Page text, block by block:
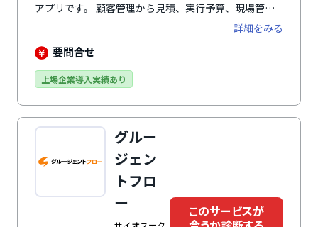
アプリです。 顧客管理から見積、実行予算、現場管
理、請求、会計ソフトに連携するための仕訳データ生成
まで、現場と営業担当者の業務を一気通貫でカバーしま
す。業界特化ならではの業務フローと、エンタープライ
徴です。売上の最大化と事務工数の削減を同時に実現し
詳細をみる
要問合せ
上場企業導入実績あり
グルー
ジェン
トフロ
ー
このサービスが